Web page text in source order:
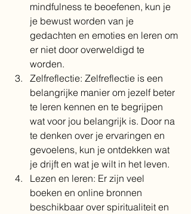
mindfulness te beoefenen, kun je
je bewust worden van je
gedachten en emoties en leren om
er niet door overweldigd te
worden.
Zelfreflectie: Zelfreflectie is een
belangrijke manier om jezelf beter
te leren kennen en te begrijpen
wat voor jou belangrijk is. Door na
te denken over je ervaringen en
gevoelens, kun je ontdekken wat
je drijft en wat je wilt in het leven.
Lezen en leren: Er zijn veel
boeken en online bronnen
beschikbaar over spiritualiteit en